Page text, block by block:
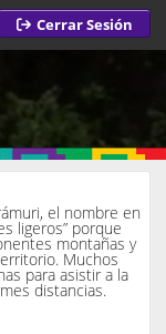
Cerrar Sesión
el nombre en
ligeros” porque
montañas y
Muchos
para asistir a la
distancias.